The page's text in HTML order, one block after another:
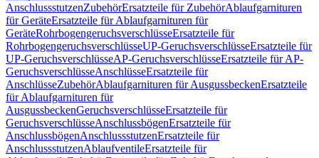
AnschlussstutzenZubehörErsatzteile für ZubehörAblaufgarnituren
für GeräteErsatzteile für Ablaufgarnituren für
GeräteRohrbogengeruchsverschlüsseErsatzteile für
RohrbogengeruchsverschlüsseUP-GeruchsverschlüsseErsatzteile für
UP-GeruchsverschlüsseAP-GeruchsverschlüsseErsatzteile für AP-
GeruchsverschlüsseAnschlüsseErsatzteile für
AnschlüsseZubehörAblaufgarnituren für AusgussbeckenErsatzteile
für Ablaufgarnituren für
AusgussbeckenGeruchsverschlüsseErsatzteile für
GeruchsverschlüsseAnschlussbögenErsatzteile für
AnschlussbögenAnschlussstutzenErsatzteile für
AnschlussstutzenAblaufventileErsatzteile für